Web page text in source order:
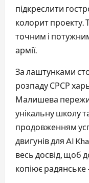
підкреслити
колорит проекту.
точним і
армії.
За лаштунками
розпаду СРСР
Малишева
унікальну школу
продовженням
двигунів для Al
весь досвід, щоб
копіює